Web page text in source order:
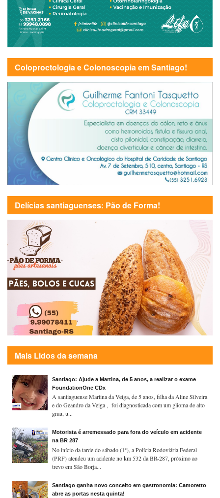
Coloproctologia e Colonoscopia em Santiago!
Delícias santiaguenses: Pão de Forma!
Mais Lidos da semana
Santiago: Ajude a Martina, de 5 anos, a realizar o exame
FoundationOne CDx
A santiaguense Martina da Veiga, de 5 anos, filha da Aline Silveira
e do Geandro da Veiga , foi diagnosticada com um glioma de alto
grau, u...
Motorista é arremessado para fora do veículo em acidente
na BR 287
No início da tarde do sábado (1º), a Polícia Rodoviária Federal
(PRF) atendeu um acidente no km 532 da BR-287, próximo ao
trevo em São Borja...
Santiago ganha novo conceito em gastronomia: Camoretto
abre as portas nesta quinta!